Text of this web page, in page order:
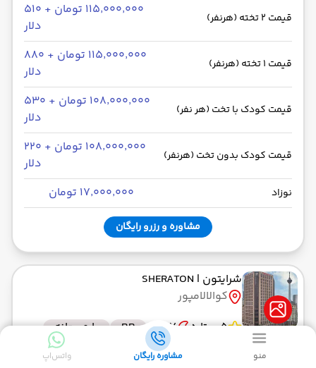
قیمت 2 تخته (هرنفر)
۱۱۵٬۰۰۰٬۰۰۰ تومان + ۵۱۰
دلار
قیمت 1 تخته (هرنفر)
۱۱۵٬۰۰۰٬۰۰۰ تومان + ۸۸۰
دلار
قیمت کودک با تخت (هر نفر)
۱۰۸٬۰۰۰٬۰۰۰ تومان + ۵۳۰
دلار
قیمت کودک بدون تخت (هرنفر)
۱۰۸٬۰۰۰٬۰۰۰ تومان + ۲۲۰
دلار
نوزاد ۱۷٬۰۰۰٬۰۰۰ تومان
مشاوره و رزرو رایگان
شرایتون | SHERATON
کوالالامپور
5 ستاره
7 شب BB با صبحانه
منو مشاوره رایگان واتس‌اپ